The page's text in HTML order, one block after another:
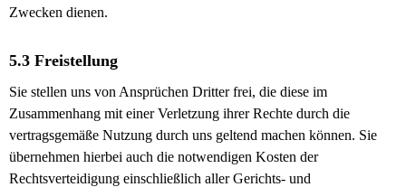
Zwecken dienen.
5.3 Freistellung
Sie stellen uns von Ansprüchen Dritter frei, die diese im
Zusammenhang mit einer Verletzung ihrer Rechte durch die
vertragsgemäße Nutzung durch uns geltend machen können. Sie
übernehmen hierbei auch die notwendigen Kosten der
Rechtsverteidigung einschließlich aller Gerichts- und